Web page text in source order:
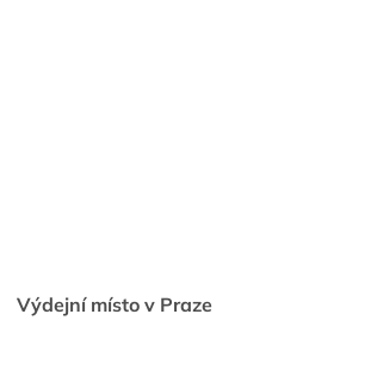
Výdejní místo v Praze